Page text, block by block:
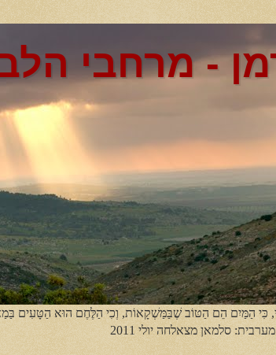
- מרחבי
כִּי הַמַּיִם הֵם הַטּוֹב שֶׁבַּמַּשְׁקָאוֹת, וְכִי הַלֶּחֶם הוּא הַטָּעִים
סלמאן מצאלחה יולי 2011